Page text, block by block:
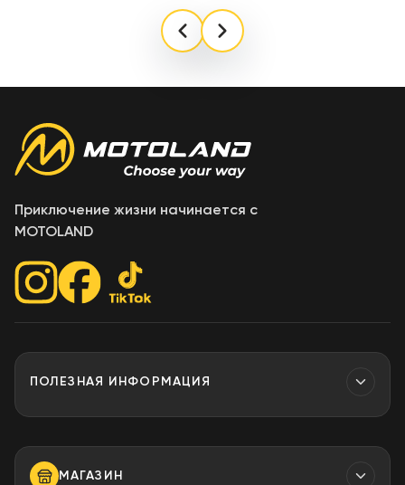
Конструкция с поддержкой Bluetooth
Приключение жизни начинается с
MOTOLAND
ПОЛЕЗНАЯ ИНФОРМАЦИЯ
МАГАЗИН